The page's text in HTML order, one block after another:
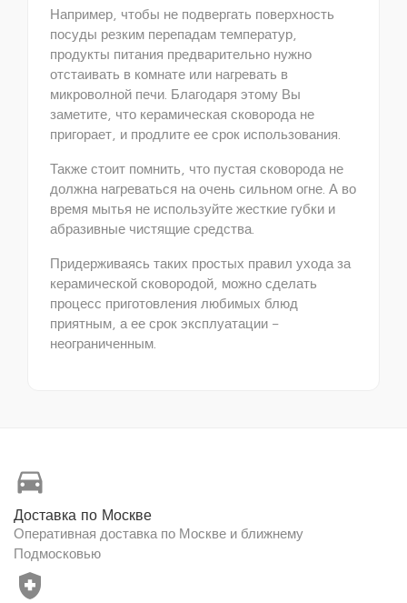
Например, чтобы не подвергать поверхность
посуды резким перепадам температур,
продукты питания предварительно нужно
отстаивать в комнате или нагревать в
микроволной печи. Благодаря этому Вы
заметите, что керамическая сковорода не
пригорает, и продлите ее срок использования.
Также стоит помнить, что пустая сковорода не
должна нагреваться на очень сильном огне. А во
время мытья не используйте жесткие губки и
абразивные чистящие средства.
Придерживаясь таких простых правил ухода за
керамической сковородой, можно сделать
процесс приготовления любимых блюд
приятным, а ее срок эксплуатации –
неограниченным.
directions_car
Доставка по Москве
Оперативная доставка по Москве и ближнему
Подмосковью
health_and_safety